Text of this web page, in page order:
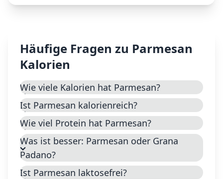
Häufige Fragen zu Parmesan
Kalorien
Wie viele Kalorien hat Parmesan?
Ist Parmesan kalorienreich?
Wie viel Protein hat Parmesan?
Was ist besser: Parmesan oder Grana
Padano?
Ist Parmesan laktosefrei?